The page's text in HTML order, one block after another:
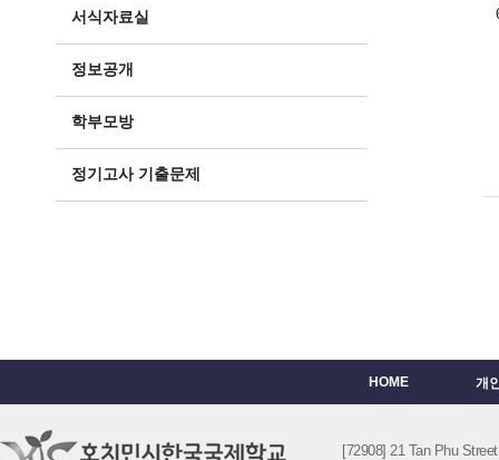
서식자료실
정보공개
학부모방
정기고사 기출문제
HOME 개
[72908] 21 Tan Phu